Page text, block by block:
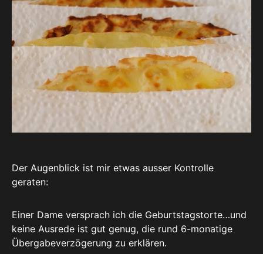
Der Augenblick ist mir etwas ausser Kontrolle
geraten:
Einer Dame versprach ich die Geburtstagstorte…und
keine Ausrede ist gut genug, die rund 6-monatige
Übergabeverzögerung zu erklären.